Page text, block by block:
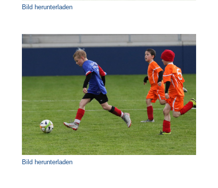
Bild herunterladen
Bild herunterladen